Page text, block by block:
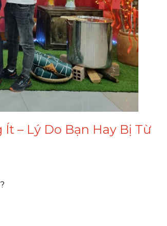
– Lý Do Bạn Hay Bị Từ